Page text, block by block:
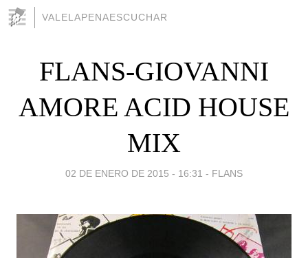
VALELAPENAESCUCHAR
FLANS-GIOVANNI
AMORE ACID HOUSE
MIX
02 DE ENERO DE 2015 - 16:31 - FLANS